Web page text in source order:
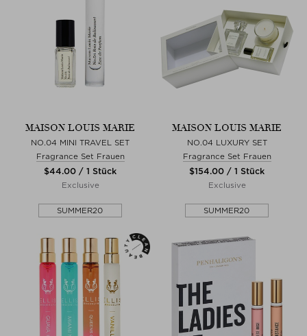
MAISON LOUIS MARIE
NO.04 MINI TRAVEL SET
Fragrance Set Frauen
$‌44.00 / 1 Stück
Exclusive
SUMMER20
MAISON LOUIS MARIE
NO.04 LUXURY SET
Fragrance Set Frauen
$‌154.00 / 1 Stück
Exclusive
SUMMER20